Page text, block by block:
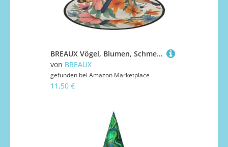
BREAUX Vögel, Blumen, Schmetterling, Druck, Halloween, Hexe und Zaubererhut, Hexenkostüm für Themendekoration, Halloween-Party
von BREAUX
gefunden bei Amazon Marketplace
11,50 €